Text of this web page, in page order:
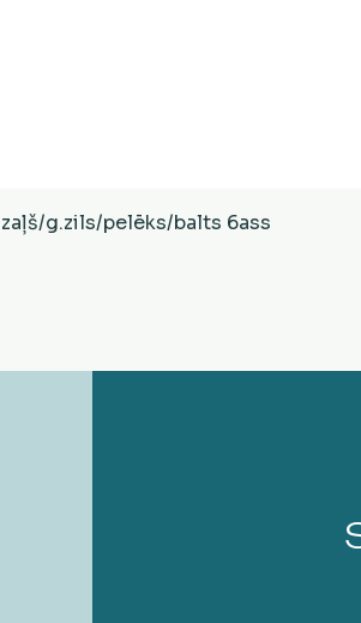
Ātrais skats
g.zils/pelēks/balts 6ass